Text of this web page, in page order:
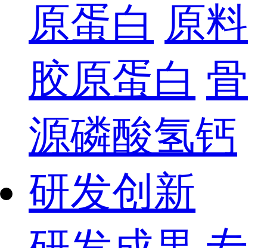
原蛋白 原料
胶原蛋白 骨
源磷酸氢钙
研发创新